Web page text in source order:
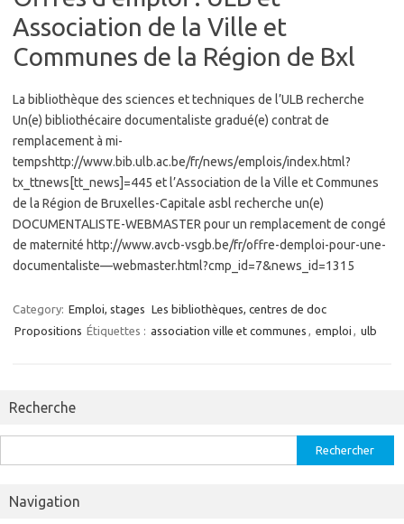
Association de la Ville et
Communes de la Région de Bxl
La bibliothèque des sciences et techniques de l’ULB recherche
Un(e) bibliothécaire documentaliste gradué(e) contrat de
remplacement à mi-
tempshttp://www.bib.ulb.ac.be/fr/news/emplois/index.html?
tx_ttnews[tt_news]=445 et l’Association de la Ville et Communes
de la Région de Bruxelles-Capitale asbl recherche un(e)
DOCUMENTALISTE-WEBMASTER pour un remplacement de congé
de maternité http://www.avcb-vsgb.be/fr/offre-demploi-pour-une-
documentaliste—webmaster.html?cmp_id=7&news_id=1315
Category: Emploi, stages Les bibliothèques, centres de doc
Propositions Étiquettes : association ville et communes , emploi , ulb
Recherche
Navigation